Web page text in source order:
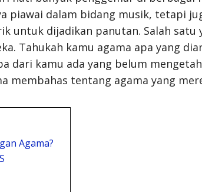
piawai dalam bidang musik, tetapi
untuk dijadikan panutan. Salah satu
Tahukah kamu agama apa yang
dari kamu ada yang belum
membahas tentang agama yang
Agama?